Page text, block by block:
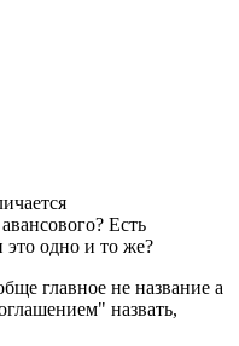
Есть
одно и то же?
главное не название а
назвать,